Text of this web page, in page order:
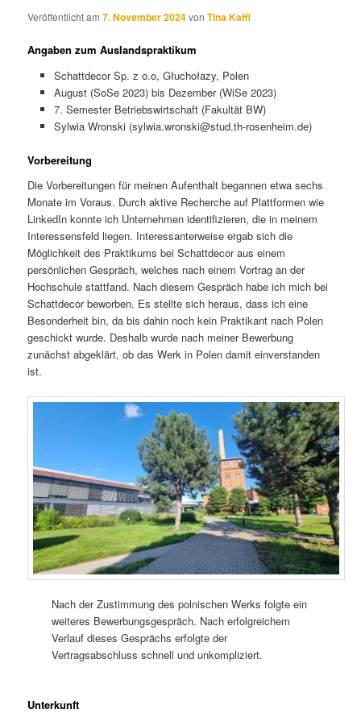
Veröffentlicht am7. November 2024vonTina Kaffl
Angaben zum Auslandspraktikum
Schattdecor Sp. z o.o, Głuchołazy, Polen
August (SoSe 2023) bis Dezember (WiSe 2023)
7. Semester Betriebswirtschaft (Fakultät BW)
Sylwia Wronski (sylwia.wronski@stud.th-rosenheim.de)
Vorbereitung
Die Vorbereitungen für meinen Aufenthalt begannen etwa sechs
Monate im Voraus. Durch aktive Recherche auf Plattformen wie
LinkedIn konnte ich Unternehmen identifizieren, die in meinem
Interessensfeld liegen. Interessanterweise ergab sich die
Möglichkeit des Praktikums bei Schattdecor aus einem
persönlichen Gespräch, welches nach einem Vortrag an der
Hochschule stattfand. Nach diesem Gespräch habe ich mich bei
Schattdecor beworben. Es stellte sich heraus, dass ich eine
Besonderheit bin, da bis dahin noch kein Praktikant nach Polen
geschickt wurde. Deshalb wurde nach meiner Bewerbung
zunächst abgeklärt, ob das Werk in Polen damit einverstanden
ist.
Nach der Zustimmung des polnischen Werks folgte ein
weiteres Bewerbungsgespräch. Nach erfolgreichem
Verlauf dieses Gesprächs erfolgte der
Vertragsabschluss schnell und unkompliziert.
Unterkunft